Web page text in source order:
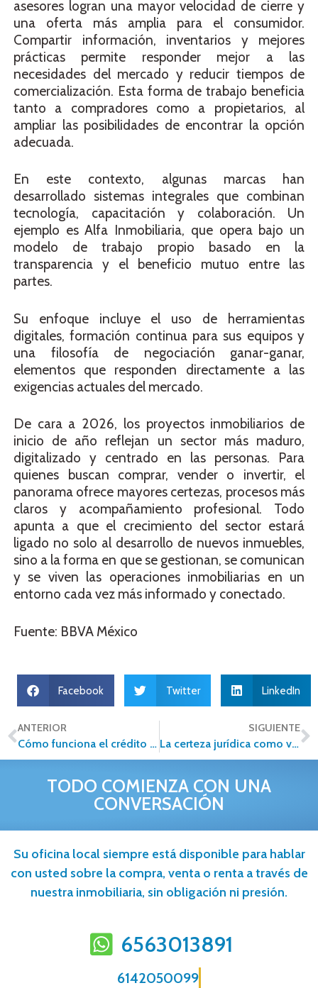
asesores logran una mayor velocidad de cierre y
una oferta más amplia para el consumidor.
Compartir información, inventarios y mejores
prácticas permite responder mejor a las
necesidades del mercado y reducir tiempos de
comercialización. Esta forma de trabajo beneficia
tanto a compradores como a propietarios, al
ampliar las posibilidades de encontrar la opción
adecuada.
En este contexto, algunas marcas han
desarrollado sistemas integrales que combinan
tecnología, capacitación y colaboración. Un
ejemplo es Alfa Inmobiliaria, que opera bajo un
modelo de trabajo propio basado en la
transparencia y el beneficio mutuo entre las
partes.
Su enfoque incluye el uso de herramientas
digitales, formación continua para sus equipos y
una filosofía de negociación ganar-ganar,
elementos que responden directamente a las
exigencias actuales del mercado.
De cara a 2026, los proyectos inmobiliarios de
inicio de año reflejan un sector más maduro,
digitalizado y centrado en las personas. Para
quienes buscan comprar, vender o invertir, el
panorama ofrece mayores certezas, procesos más
claros y acompañamiento profesional. Todo
apunta a que el crecimiento del sector estará
ligado no solo al desarrollo de nuevos inmuebles,
sino a la forma en que se gestionan, se comunican
y se viven las operaciones inmobiliarias en un
entorno cada vez más informado y conectado.
Fuente: BBVA México
Facebook Twitter LinkedIn
ANTERIOR
Cómo funciona el crédito Infonavit y cómo aprovecharlo al máximo
SIGUIENTE
La certeza jurídica como ventaja competitiva en el sector inmobiliario
TODO COMIENZA CON UNA
CONVERSACIÓN
Su oficina local siempre está disponible para hablar
con usted sobre la compra, venta o renta a través de
nuestra inmobiliaria, sin obligación ni presión.
6563013891
6142050099